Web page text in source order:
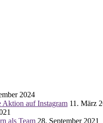
2024
Aktion auf Instagram 11. März
als Team 28. September 2021